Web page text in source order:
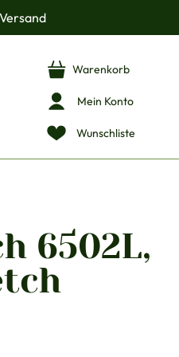
Wunschliste
Mein Konto
Warenkorb
6502L,